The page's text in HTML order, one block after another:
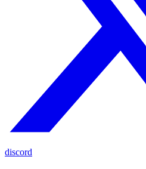
discord